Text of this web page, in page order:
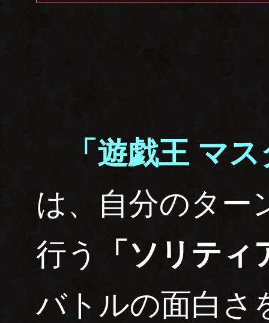
「遊戯王 マ
は、自分のター
行う
「ソリティ
バトルの面白さ